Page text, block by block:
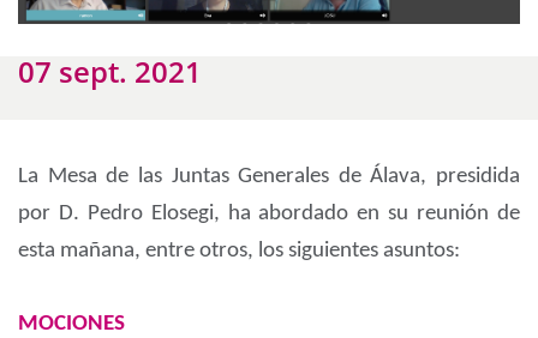
07 sept. 2021
La Mesa de las Juntas Generales de Álava, presidida
por D. Pedro Elosegi, ha abordado en su reunión de
esta mañana, entre otros, los siguientes asuntos:
MOCIONES